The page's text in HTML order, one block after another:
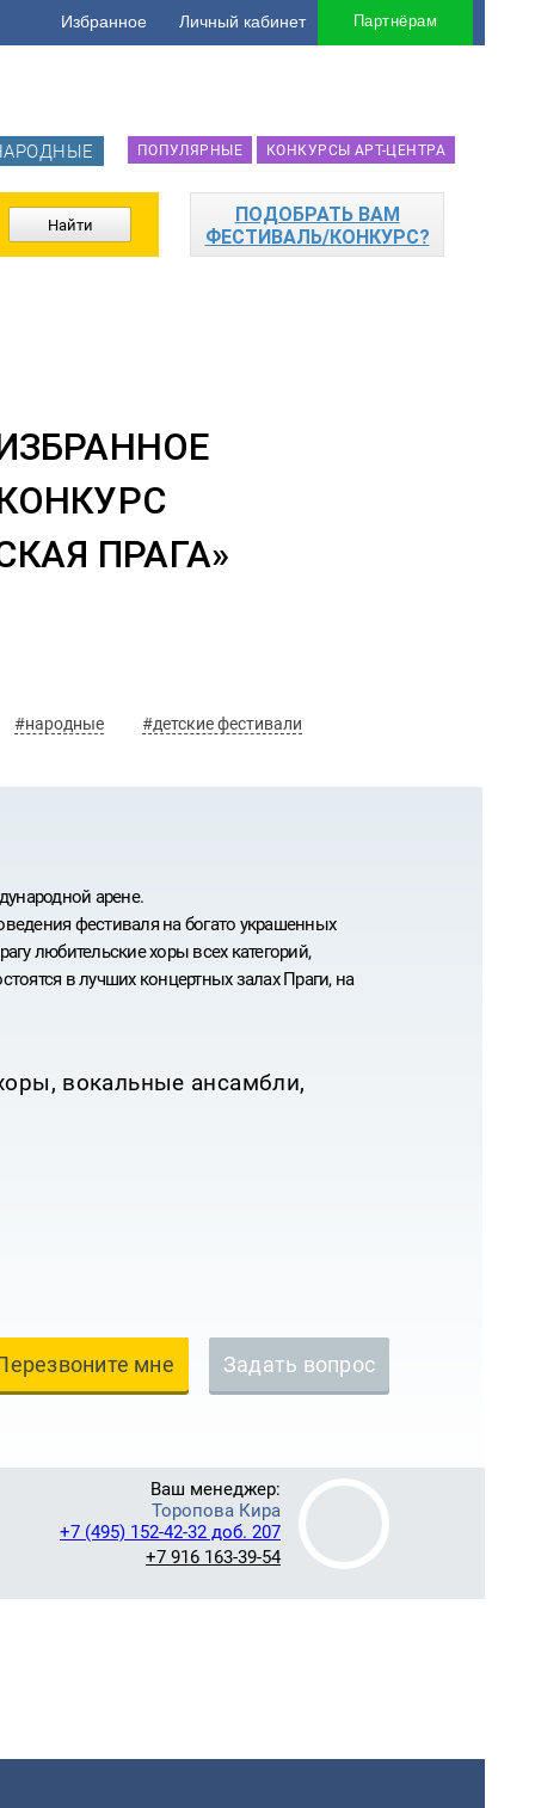
Партнёрам
Личный кабинет
Избранное
КОНКУРСЫ АРТ-ЦЕНТРА
ПОПУЛЯРНЫЕ
ПОДОБРАТЬ ВАМ
ФЕСТИВАЛЬ/КОНКУРС?
ПРАГА»
#народные #детские фестивали
арене.
фестиваля на богато украшенных
любительские хоры всех категорий,
в лучших концертных залах Праги, на
вокальные ансамбли,
мне Задать вопрос
Ваш менеджер:
Торопова Кира
+7 (495) 152-42-32 доб. 207
+7 916 163-39-54